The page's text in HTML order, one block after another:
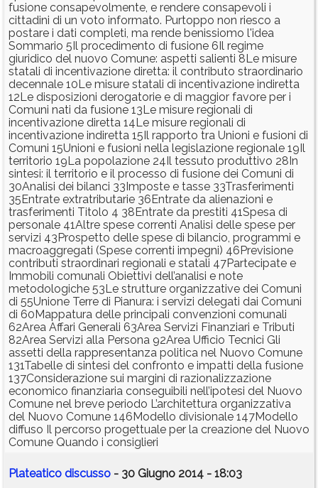
fusione consapevolmente, e rendere consapevoli i
cittadini di un voto informato. Purtoppo non riesco a
postare i dati completi, ma rende benissiomo l'idea
Sommario 5Il procedimento di fusione 6Il regime
giuridico del nuovo Comune: aspetti salienti 8Le misure
statali di incentivazione diretta: il contributo straordinario
decennale 10Le misure statali di incentivazione indiretta
12Le disposizioni derogatorie e di maggior favore per i
Comuni nati da fusione 13Le misure regionali di
incentivazione diretta 14Le misure regionali di
incentivazione indiretta 15Il rapporto tra Unioni e fusioni di
Comuni 15Unioni e fusioni nella legislazione regionale 19Il
territorio 19La popolazione 24Il tessuto produttivo 28In
sintesi: il territorio e il processo di fusione dei Comuni di
30Analisi dei bilanci 33Imposte e tasse 33Trasferimenti
35Entrate extratributarie 36Entrate da alienazioni e
trasferimenti Titolo 4 38Entrate da prestiti 41Spesa di
personale 41Altre spese correnti Analisi delle spese per
servizi 43Prospetto delle spese di bilancio, programmi e
macroaggregati (Spese correnti impegni) 46Previsione
contributi straordinari regionali e statali 47Partecipate e
Immobili comunali Obiettivi dell’analisi e note
metodologiche 53Le strutture organizzative dei Comuni
di 55Unione Terre di Pianura: i servizi delegati dai Comuni
di 60Mappatura delle principali convenzioni comunali
62Area Affari Generali 63Area Servizi Finanziari e Tributi
82Area Servizi alla Persona 92Area Ufficio Tecnici Gli
assetti della rappresentanza politica nel Nuovo Comune
131Tabelle di sintesi del confronto e impatti della fusione
137Considerazione sui margini di razionalizzazione
economico finanziaria conseguibili nell’ipotesi del Nuovo
Comune nel breve periodo L’architettura organizzativa
del Nuovo Comune 146Modello divisionale 147Modello
diffuso Il percorso progettuale per la creazione del Nuovo
Comune Quando i consiglieri
Plateatico discusso - 30 Giugno 2014 - 18:03